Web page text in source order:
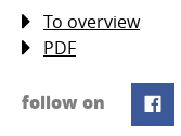
To overview
PDF
follow on